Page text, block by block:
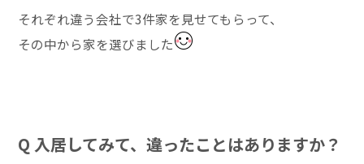
それぞれ違う会社で3件家を見せてもらって、
その中から家を選びました
Q 入居してみて、違ったことはありますか？